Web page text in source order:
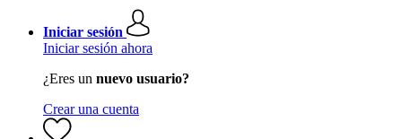
Iniciar sesión
Iniciar sesión ahora
¿Eres un nuevo usuario?
Crear una cuenta